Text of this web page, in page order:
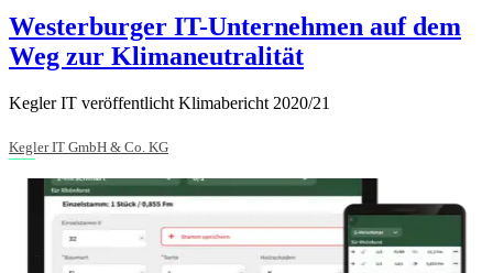
Westerburger IT-Unternehmen auf dem
Weg zur Klimaneutralität
Kegler IT veröffentlicht Klimabericht 2020/21
Kegler IT GmbH & Co. KG